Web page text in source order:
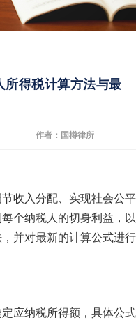
所得税计算方法与最
作者：国樽律所
收入分配、实现社会公平
个纳税人的切身利益，以
并对最新的计算公式进行
应纳税所得额，具体公式